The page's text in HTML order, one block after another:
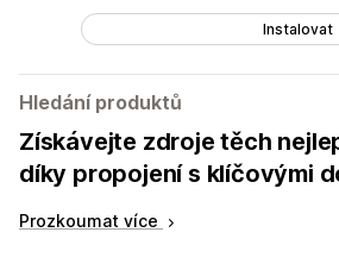
Instalovat
Hledání produktů
Získávejte zdroje těch
díky propojení s klíčovými
Prozkoumat více